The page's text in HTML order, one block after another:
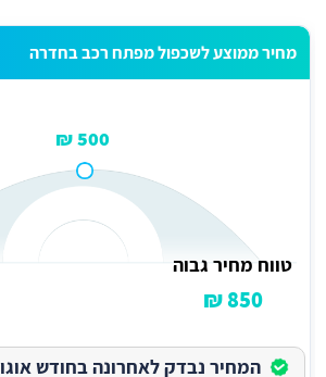
מחיר ממוצע לשכפול מפתח רכב בחדרה
500 ₪
טווח מחיר גבוה
850 ₪
המחיר נבדק לאחרונה בחודש אוגוסט